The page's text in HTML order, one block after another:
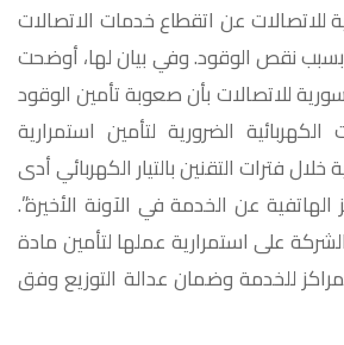
للاتصالات عن اتقطاع خدمات الاتصالات
نقص الوقود. وفي بيان لها، أوضحت
للاتصالات بأن صعوبة تأمين الوقود
الضرورية لتأمين استمرارية
فترات التقنين بالتيار الكهربائي أدى
عن الخدمة في الآونة الأخيرة”.
على استمرارية عملها لتأمين مادة
للخدمة وضمان عدالة التوزيع وفق